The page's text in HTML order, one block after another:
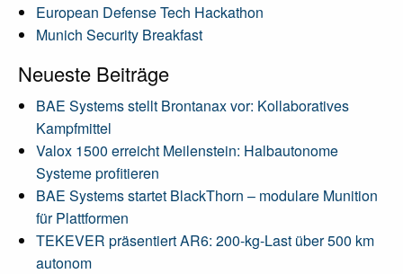
European Defense Tech Hackathon
Munich Security Breakfast
Neueste Beiträge
BAE Systems stellt Brontanax vor: Kollaboratives
Kampfmittel
Valox 1500 erreicht Meilenstein: Halbautonome
Systeme profitieren
BAE Systems startet BlackThorn – modulare Munition
für Plattformen
TEKEVER präsentiert AR6: 200-kg-Last über 500 km
autonom